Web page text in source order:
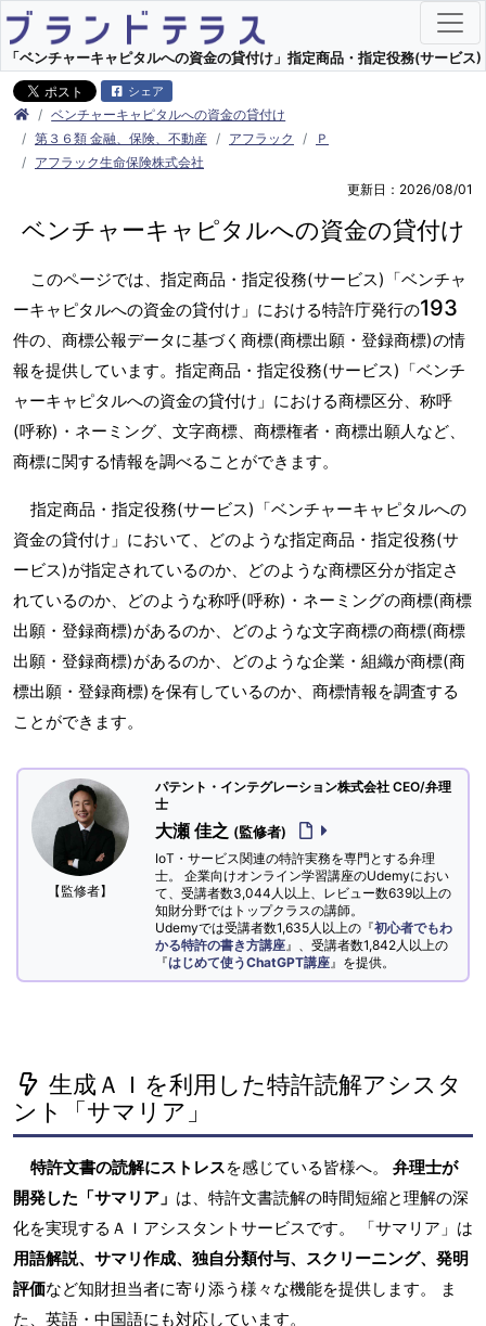
「ベンチャーキャピタルへの資金の貸付け」指定商品・指定役務(サービ
シェア
ベンチャーキャピタルへの資金の貸付け
第３６類 金融、保険、不動産
アフラック
Ｐ
アフラック生命保険株式会社
更新日：2026/08/01
ベンチャーキャピタルへの資金の貸付け
このページでは、指定商品・指定役務(サービス)「ベンチャ
ーキャピタルへの資金の貸付け」における特許庁発行の193
件の、商標公報データに基づく商標(商標出願・登録商標)の情
報を提供しています。指定商品・指定役務(サービス)「ベンチ
ャーキャピタルへの資金の貸付け」における商標区分、称呼
(呼称)・ネーミング、文字商標、商標権者・商標出願人など、
商標に関する情報を調べることができます。
指定商品・指定役務(サービス)「ベンチャーキャピタルへの
資金の貸付け」において、どのような指定商品・指定役務(サ
ービス)が指定されているのか、どのような商標区分が指定さ
れているのか、どのような称呼(呼称)・ネーミングの商標(商標
出願・登録商標)があるのか、どのような文字商標の商標(商標
出願・登録商標)があるのか、どのような企業・組織が商標(商
標出願・登録商標)を保有しているのか、商標情報を調査する
ことができます。
【監修者】
パテント・インテグレーション株式会社 CEO/弁理
士
大瀬 佳之 (監修者)
IoT・サービス関連の特許実務を専門とする弁理
士。 企業向けオンライン学習講座のUdemyにおい
て、受講者数3,044人以上、レビュー数639以上の
知財分野ではトップクラスの講師。
Udemyでは受講者数1,635人以上の『初心者でもわ
かる特許の書き方講座 』、受講者数1,842人以上の
『はじめて使うChatGPT講座 』を提供。
生成ＡＩを利用した特許読解アシスタ
ント「サマリア」
特許文書の読解にストレスを感じている皆様へ。 弁理士が
開発した「サマリア」 は、特許文書読解の時間短縮と理解の深
化を実現するＡＩアシスタントサービスです。 「サマリア」は
用語解説、サマリ作成、独自分類付与、スクリーニング、発明
評価など知財担当者に寄り添う様々な機能を提供します。 ま
た、英語・中国語にも対応しています。